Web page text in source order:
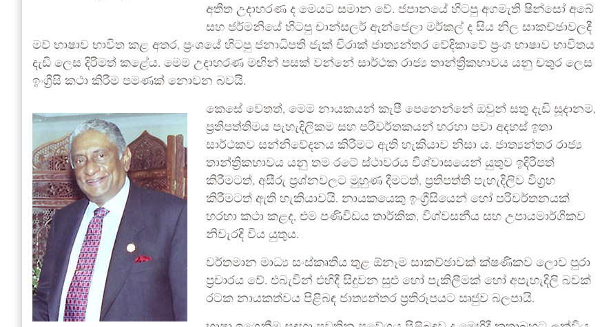
අතීත උදාහරණ ද මෙයට සමාන වේ. ජපානයේ හිටපු අගමැති ෂින්සෝ අබේ
සහ ජර්මනියේ හිටපු චාන්සලර් ඇන්ජෙලා මර්කල් ද සිය නිල සාකච්ඡාවලදී
මව් භාෂාව භාවිත කළ අතර, ප්‍රංශයේ හිටපු ජනාධිපති ජැක් චිරාක් ජාත්‍යන්තර වේදිකාවේ ප්‍රංශ භාෂාව භාවිතය
දැඩි ලෙස දිරිමත් කළේය. මෙම උදාහරණ මඟින් පසක් වන්නේ සාර්ථක රාජ්‍ය තාන්ත්‍රිකභාවය යනු චතුර ලෙස
ඉංග්‍රීසි කථා කිරීම පමණක් නොවන බවයි.
කෙසේ වෙතත්, මෙම නායකයන් කැපී පෙනෙන්නේ ඔවුන් සතු දැඩි සූදානම,
ප්‍රතිපත්තිමය පැහැදිලිකම සහ පරිවර්තකයන් හරහා පවා අදහස් ඉතා
සාර්ථකව සන්නිවේදනය කිරීමට ඇති හැකියාව නිසා ය. ජාත්‍යන්තර රාජ්‍ය
තාන්ත්‍රිකභාවය යනු තම රටේ ස්ථාවරය විශ්වාසයෙන් යුතුව ඉදිරිපත්
කිරීමටත්, අසීරු ප්‍රශ්නවලට මුහුණ දීමටත්, ප්‍රතිපත්ති පැහැදිලිව විග්‍රහ
කිරීමටත් ඇති හැකියාවයි. නායකයෙකු ඉංග්‍රීසියෙන් හෝ පරිවර්තනයක්
හරහා කථා කළද, එම පණිවිඩය තාර්කික, විශ්වසනීය සහ උපායමාර්ගිකව
නිවැරදි විය යුතුය.
වර්තමාන මාධ්‍ය සංස්කෘතිය තුළ ඕනෑම සාකච්ඡාවක් ක්ෂණිකව ලොව පුරා
ප්‍රචාරය වේ. එබැවින් එහිදී සිදුවන සුළු හෝ පැකිලීමක් හෝ අපැහැදිලි බවක්
රටක නායකත්වය පිළිබඳ ජාත්‍යන්තර ප්‍රතිරූපයට ඍජුව බලපායි.